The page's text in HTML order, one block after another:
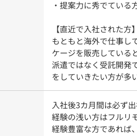
・提案力に秀でている
【直近で入社された方】
もともと海外で仕事し
ケージを販売している
派遣ではなく受託開発
をしていきたい方が多
入社後3カ月間は必ず出
経験の浅い方はフルリ
経験豊富な方であれば